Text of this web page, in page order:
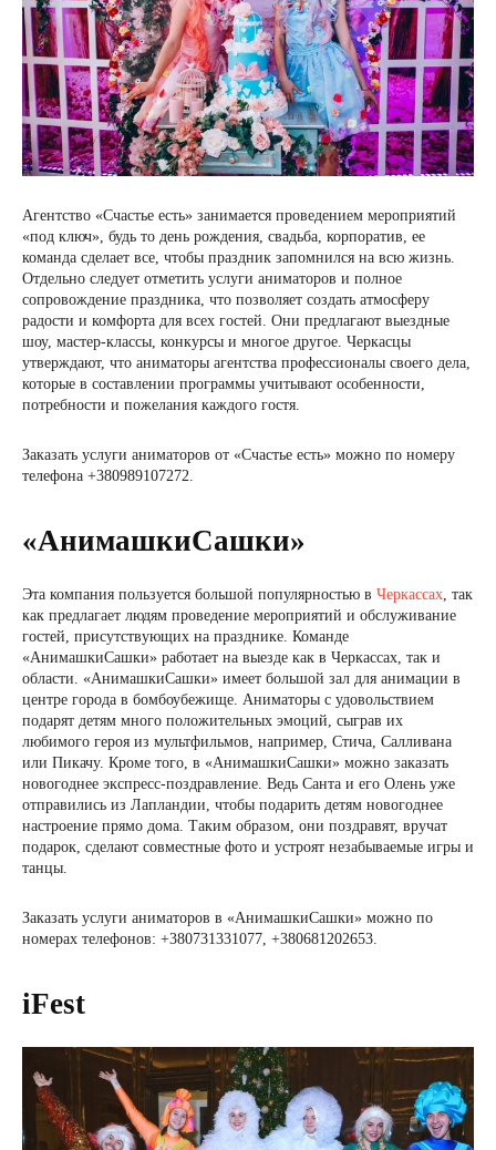
Агентство «Счастье есть» занимается проведением мероприятий
«под ключ», будь то день рождения, свадьба, корпоратив, ее
команда сделает все, чтобы праздник запомнился на всю жизнь.
Отдельно следует отметить услуги аниматоров и полное
сопровождение праздника, что позволяет создать атмосферу
радости и комфорта для всех гостей. Они предлагают выездные
шоу, мастер-классы, конкурсы и многое другое. Черкасцы
утверждают, что аниматоры агентства профессионалы своего дела,
которые в составлении программы учитывают особенности,
потребности и пожелания каждого гостя.
Заказать услуги аниматоров от «Счастье есть» можно по номеру
телефона +380989107272.
«АнимашкиСашки»
Эта компания пользуется большой популярностью в Черкассах , так
как предлагает людям проведение мероприятий и обслуживание
гостей, присутствующих на празднике. Команде
«АнимашкиСашки» работает на выезде как в Черкассах, так и
области. «АнимашкиСашки» имеет большой зал для анимации в
центре города в бомбоубежище. Аниматоры с удовольствием
подарят детям много положительных эмоций, сыграв их
любимого героя из мультфильмов, например, Стича, Салливана
или Пикачу. Кроме того, в «АнимашкиСашки» можно заказать
новогоднее экспресс-поздравление. Ведь Санта и его Олень уже
отправились из Лапландии, чтобы подарить детям новогоднее
настроение прямо дома. Таким образом, они поздравят, вручат
подарок, сделают совместные фото и устроят незабываемые игры и
танцы.
Заказать услуги аниматоров в «АнимашкиСашки» можно по
номерах телефонов: +380731331077, +380681202653.
iFest